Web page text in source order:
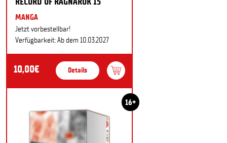
MANGA
Jetzt vorbestellbar!
Verfügbarkeit: Ab dem 10.03.2027
10,00€ Details
16+